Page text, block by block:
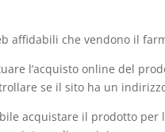
affidabili che vendono il
l’acquisto online del
se il sito ha un
acquistare il prodotto